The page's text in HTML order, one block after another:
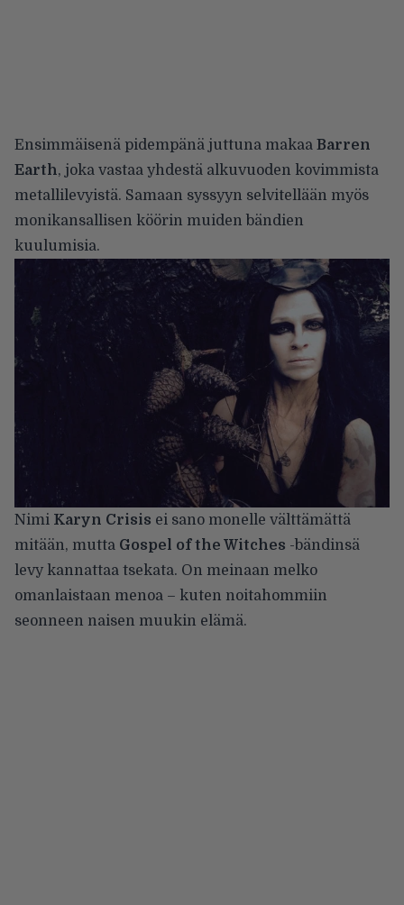
Ensimmäisenä pidempänä juttuna makaa Barren
Earth, joka vastaa yhdestä alkuvuoden kovimmista
metallilevyistä. Samaan syssyyn selvitellään myös
monikansallisen köörin muiden bändien
kuulumisia.
Nimi Karyn Crisis ei sano monelle välttämättä
mitään, mutta Gospel of the Witches -bändinsä
levy kannattaa tsekata. On meinaan melko
omanlaistaan menoa – kuten noitahommiin
seonneen naisen muukin elämä.